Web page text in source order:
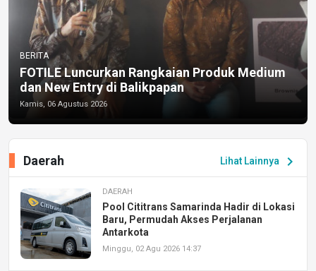
BERITA
FOTILE Luncurkan Rangkaian Produk Medium
dan New Entry di Balikpapan
Kamis, 06 Agustus 2026
Lihat Lainnya chevron_right
Daerah
DAERAH
Pool Cititrans Samarinda Hadir di Lokasi
Baru, Permudah Akses Perjalanan
Antarkota
Minggu, 02 Agu 2026 14:37